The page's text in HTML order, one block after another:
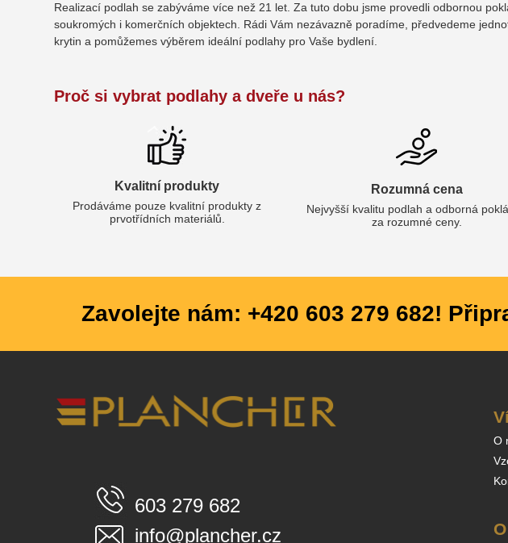
Realizací podlah se zabýváme více než 21 let. Za tuto dobu jsme provedli odbornou
soukromých i komerčních objektech. Rádi Vám nezávazně poradíme, předvedeme
krytin a pomůžemes výběrem ideální podlahy pro Vaše bydlení.
Proč si vybrat podlahy a dveře u nás?
Kvalitní produkty
Prodáváme pouze kvalitní produkty z
prvotřídních materiálů.
Rozumná cena
Nejvyšší kvalitu podlah a odborná
za rozumné ceny.
Zavolejte nám: +420 603 279 682!
603 279 682
info@plancher.cz
O